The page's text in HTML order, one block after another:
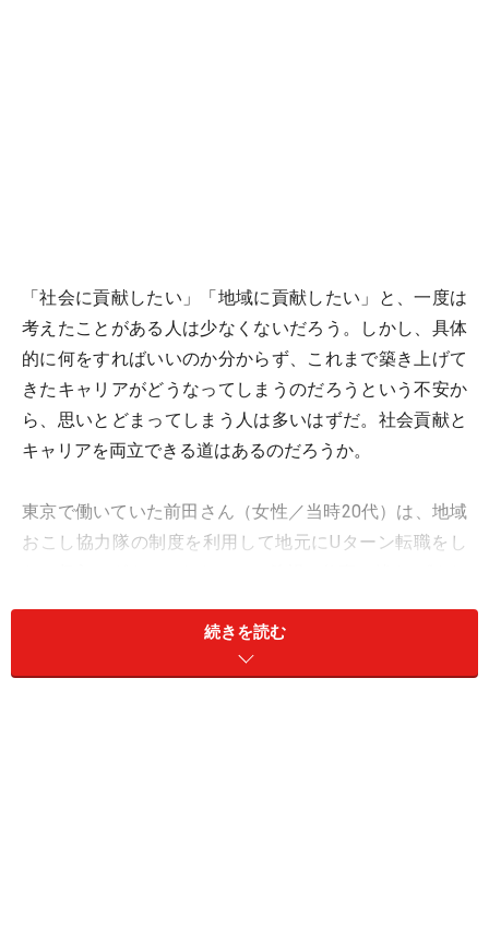
「社会に貢献したい」「地域に貢献したい」と、一度は
考えたことがある人は少なくないだろう。しかし、具体
的に何をすればいいのか分からず、これまで築き上げて
きたキャリアがどうなってしまうのだろうという不安か
ら、思いとどまってしまう人は多いはずだ。社会貢献と
キャリアを両立できる道はあるのだろうか。
東京で働いていた前田さん（女性／当時20代）は、地域
おこし協力隊の制度を利用して地元にUターン転職をし
とキャリアを両立させたのだろうか。
続きを読む